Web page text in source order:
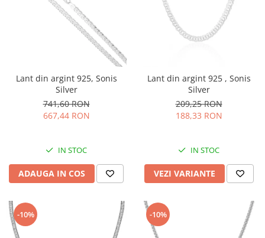
BRATARI PENTRU PICIOR
Lant din argint 925, Sonis
Silver
741,60 RON
667,44 RON
IN STOC
ADAUGA IN COS
Lant din argint 925 , Sonis
Silver
209,25 RON
188,33 RON
IN STOC
VEZI VARIANTE
-10% -10%